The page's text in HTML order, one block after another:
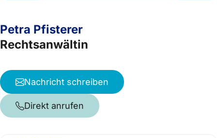
Petra Pfisterer
Rechtsanwältin
Nachricht schreiben
Direkt anrufen